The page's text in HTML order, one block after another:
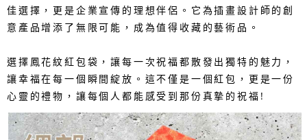
佳選擇，更是企業宣傳的理想伴侶。它為插畫設計師的創
意產品增添了無限可能，成為值得收藏的藝術品。
選擇鳳花紋紅包袋，讓每一次祝福都散發出獨特的魅力，
讓幸福在每一個瞬間綻放。這不僅是一個紅包，更是一份
心靈的禮物，讓每個人都能感受到那份真摯的祝福!